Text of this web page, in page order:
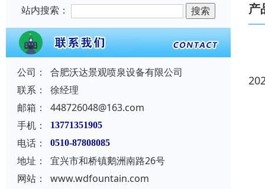
站内搜索：
公司：
合肥沃达景观喷泉设备有限公司
联系：
徐经理
邮箱：
448726048@163.com
手机：
13771351905
电话： 0510-87808085
地址：
宜兴市和桥镇鹅洲南路26号
网站：
www.wdfountain.com
产